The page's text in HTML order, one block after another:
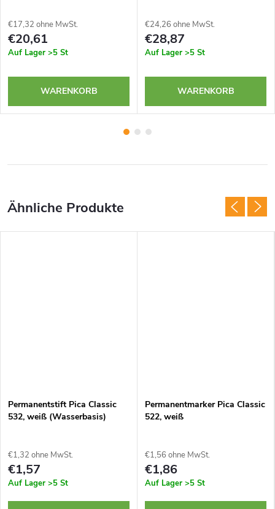
€17,32 ohne MwSt.
€20,61
Auf Lager >5 St
WARENKORB
€24,26 ohne MwSt.
€28,87
Auf Lager >5 St
WARENKORB
Permanentstift Pica Classic
532, weiß (Wasserbasis)
€1,32 ohne MwSt.
€1,57
Auf Lager >5 St
Permanentmarker Pica Classic
522, weiß
€1,56 ohne MwSt.
€1,86
Auf Lager >5 St